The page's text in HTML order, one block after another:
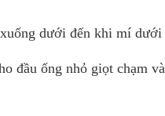
xuất: ALCON
dưới đến khi mí dưới
đầu ống nhỏ giọt chạm